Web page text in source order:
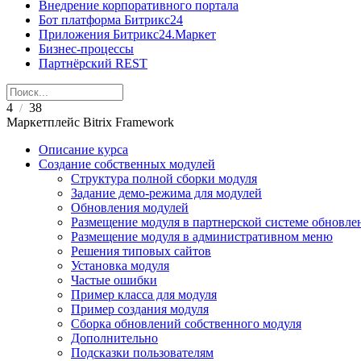
Внедрение корпоративного портала
Бот платформа Битрикс24
Приложения Битрикс24.Маркет
Бизнес-процессы
Партнёрский REST
4 / 38
Маркетплейс Bitrix Framework
Описание курса
Создание собственных модулей
Структура полной сборки модуля
Задание демо-режима для модулей
Обновления модулей
Размещение модуля в партнерской системе
Размещение модуля в административном меню
Решения типовых сайтов
Установка модуля
Частые ошибки
Пример класса для модуля
Пример создания модуля
Сборка обновлений собственного модуля
Дополнительно
Подсказки пользователям